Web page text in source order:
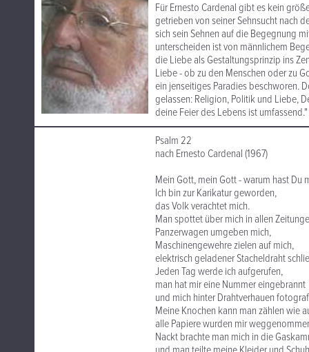
Für Ernesto Cardenal gibt es kein
getrieben von seiner Sehnsucht nach
sich sein Sehnen auf die Begegnung
unterscheiden ist von männlichem
die Liebe als Gestaltungsprinzip ins
Liebe - ob zu den Menschen oder zu
ein jenseitiges Paradies beschworen.
gelassen: Religion, Politik und Liebe,
deine Feier des Lebens ist umfassend."
Psalm 22
nach Ernesto Cardenal (1967)
Mein Gott, mein Gott - warum hast Du
Ich bin zur Karikatur geworden,
das Volk verachtet mich.
Man spottet über mich in allen
Panzerwagen umgeben mich,
Maschinengewehre zielen auf mich,
elektrisch geladener Stacheldraht
Jeden Tag werde ich aufgerufen,
man hat mir eine Nummer eingebrannt
und mich hinter Drahtverhauen
Meine Knochen kann man zählen wie
alle Papiere wurden mir
Nackt brachte man mich in die